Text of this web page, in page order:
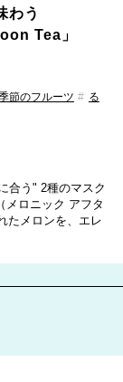
わう
Tea」
節のフルーツ
る
合う" 2種のマスク
メロニック アフタ
たメロンを、エレ